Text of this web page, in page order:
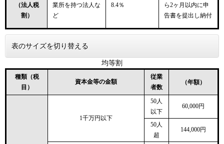
（法人税
割）
業所を持つ法人な
ど
8.4％
ら2ヶ月以内に申
告書を提出し納付
表のサイズを切り替える
均等割
種類（税
目）
資本金等の金額
従業
者数
（年額）
1千万円以下
50人
以下
60,000円
50人
超
144,000円